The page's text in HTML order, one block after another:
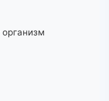
организм